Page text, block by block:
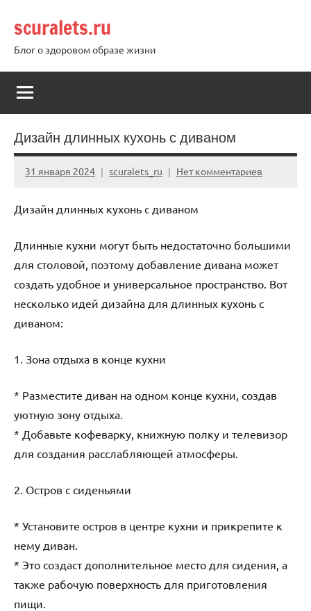
содержимому
scuralets.ru
Блог о здоровом образе жизни
Дизайн длинных кухонь с диваном
31 января 2024 scuralets_ru Нет комментариев
Дизайн длинных кухонь с диваном
Длинные кухни могут быть недостаточно большими
для столовой, поэтому добавление дивана может
создать удобное и универсальное пространство. Вот
несколько идей дизайна для длинных кухонь с
диваном:
1. Зона отдыха в конце кухни
* Разместите диван на одном конце кухни, создав
уютную зону отдыха.
* Добавьте кофеварку, книжную полку и телевизор
для создания расслабляющей атмосферы.
2. Остров с сиденьями
* Установите остров в центре кухни и прикрепите к
нему диван.
* Это создаст дополнительное место для сидения, а
также рабочую поверхность для приготовления
пищи.